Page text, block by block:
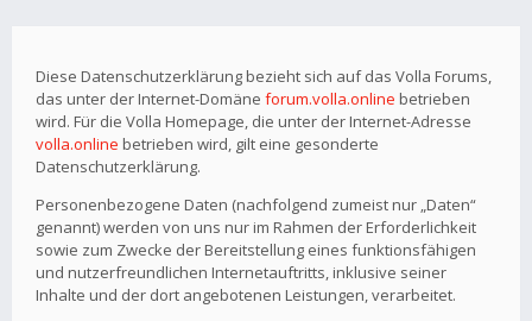
Diese Datenschutzerklärung bezieht sich auf das Volla Forums,
das unter der Internet-Domäne forum.volla.online betrieben
wird. Für die Volla Homepage, die unter der Internet-Adresse
volla.online betrieben wird, gilt eine gesonderte
Datenschutzerklärung.
Personenbezogene Daten (nachfolgend zumeist nur „Daten“
genannt) werden von uns nur im Rahmen der Erforderlichkeit
sowie zum Zwecke der Bereitstellung eines funktionsfähigen
und nutzerfreundlichen Internetauftritts, inklusive seiner
Inhalte und der dort angebotenen Leistungen, verarbeitet.